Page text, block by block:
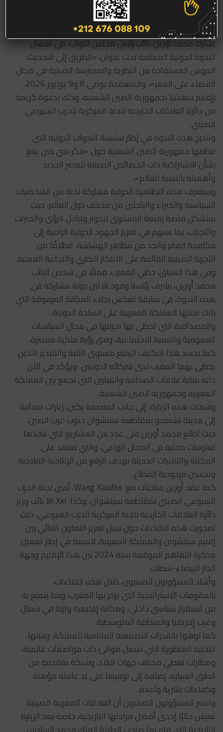
يشارك محمد أوزين، نائب رئيس مجلس النواب، في أشغال
الندوة الدولية المنظمة تحت عنوان: «الطريق إلى التحديث:
الدروس المستفادة من النظرية والممارسة الصينية في مجال
القضاء على الفقر»، والمنعقدة يومي 8 و9 يوليوز 2026
بإقليم نينغشيا بجمهورية الصين الشعبية، وذلك بدعوة كريمة
من دائرة العلاقات الخارجية للجنة المركزية للحزب الشيوعي
الصيني.
وتندرج هذه الندوة في إطار سلسلة الندوات الدولية التي
تنظمها جمهورية الصين الشعبية حول «فكر شي جين بينغ
بشأن الاشتراكية ذات الخصائص الصينية للعصر الجديد
وأهميته بالنسبة للعالم».
وستعرف هذه التظاهرة الدولية مشاركة نخبة من الشخصيات
السياسية والخبراء والباحثين من مختلف دول العالم، حيث
ستشكل منصة رفيعة المستوى للحوار وتبادل الرؤى والخبرات
والتجارب، بما يسهم في تعزيز الجهود الدولية الرامية إلى
مكافحة الفقر والحد من مظاهر الهشاشة، انطلاقًا من
التجربة الصينية القائمة على الابتكار النظري والنجاعة العملية.
وفي هذا السياق، حظي المغرب، ممثلًا في شخص النائب
محمد أوزين، بشرف رئاسة وفود ثلاثين دولة مشاركة في
هذه الندوة، في سابقة تعكس بجلاء المكانة المرموقة التي
باتت تحتلها المملكة المغربية على الساحة الدولية،
والمصداقية التي تحظى بها تجربتها في مجال السياسات
العمومية والتنمية الاجتماعية، وفق رؤية ملكية متبصرة.
كما يجسد هذا التكليف الرفيع مستوى الثقة والتقدير اللذين
يحظى بهما المغرب لدى شركائه الدوليين، ويؤكد في الآن
ذاته متانة علاقات الصداقة والتعاون التي تجمع بين المملكة
المغربية وجمهورية الصين الشعبية.
وشملت هذه الزيارة، إلى جانب العاصمة بكين، زيارات ميدانية
إلى مدينة تشنغدو بمقاطعة سيتشوان جنوب غرب الصين،
حيث اطلع محمد أوزين على عدد من المشاريع التي تنفذها
تعاونيات محلية في المجال الزراعي، والتي تعتمد على
المكننة والتقنيات الحديثة بهدف الرفع من الإنتاجية الفلاحية
وتحسين مردودية القطاع.
كما عقد أوزين مباحثات مع Wang Xiaohui، أمين لجنة الحزب
الشيوعي الصيني بمقاطعة سيتشوان، وكذا Jin Xin نائب وزير
دائرة العلاقات الخارجية للجنة المركزية للحزب الشيوعي، حيث
تمحورت هذه اللقاءات حول سبل تعزيز التعاون الثنائي بين
إقليم سيتشوان والمملكة المغربية، لاسيما في إطار تفعيل
مذكرة التفاهم الموقعة سنة 2024 بين هذا الإقليم وجهة
الدار البيضاء-سطات.
وأشاد المسؤولون الصينيون، خلال هذه اللقاءات،
بالمقومات الاستراتيجية التي يزخر بها المغرب، وبما يتمتع به
من استقرار سياسي داخلي، ومكانة إقليمية وازنة في شمال
وغرب إفريقيا والمنطقة المتوسطية.
كما نوهوا بالقدرات التصنيعية المتنامية للمملكة، وبنيتها
التحتية المتطورة التي تشمل موانئ ذات مواصفات عالمية،
ومطارات تغطي مختلف جهات البلاد، وشبكة متقدمة من
الطرق السيارة، إضافة إلى توفرها على يد عاملة مؤهلة
وكفاءات بشرية واعدة.
واعتبر المسؤولون الصينيون أن العلاقات المغربية الصينية
تعيش حاليًا إحدى أفضل مراحلها التاريخية، خاصة بعد الزيارة